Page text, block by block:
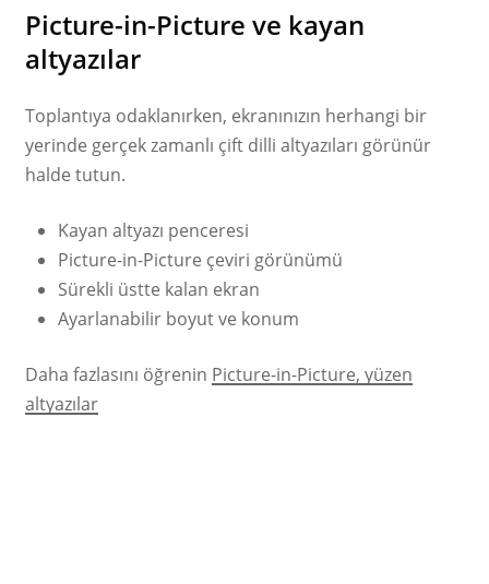
Picture-in-Picture ve kayan
altyazılar
Toplantıya odaklanırken, ekranınızın herhangi bir
yerinde gerçek zamanlı çift dilli altyazıları görünür
halde tutun.
Kayan altyazı penceresi
Picture-in-Picture çeviri görünümü
Sürekli üstte kalan ekran
Ayarlanabilir boyut ve konum
Daha fazlasını öğrenin Picture-in-Picture, yüzen
altyazılar